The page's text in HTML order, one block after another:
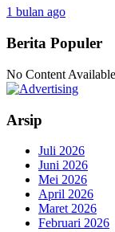
1 bulan ago
Berita Populer
No Content Available
Arsip
Juli 2026
Juni 2026
Mei 2026
April 2026
Maret 2026
Februari 2026